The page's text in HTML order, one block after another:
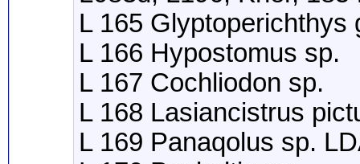
L 165 Glyptoperichthys
L 166 Hypostomus sp.
L 167 Cochliodon sp.
L 168 Lasiancistrus
L 169 Panaqolus sp.